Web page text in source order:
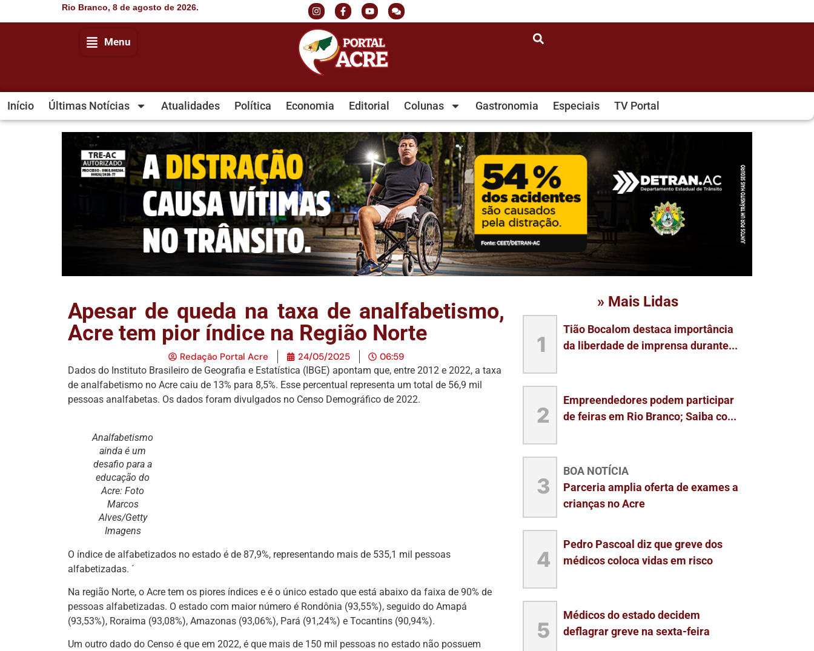
Rio Branco, 8 de agosto de 2026.
Menu
Início Últimas Notícias Atualidades Política Economia Editorial Colunas Gastronomia Especiais TV Portal
Apesar de queda na taxa de analfabetismo,
Acre tem pior índice na Região Norte
Redação Portal Acre 24/05/2025 06:59
Dados do Instituto Brasileiro de Geografia e Estatística (IBGE) apontam que, entre 2012 e 2022, a taxa
de analfabetismo no Acre caiu de 13% para 8,5%. Esse percentual representa um total de 56,9 mil
pessoas analfabetas. Os dados foram divulgados no Censo Demográfico de 2022.
Analfabetismo
ainda é um
desafio para a
educação do
Acre: Foto
Marcos
Alves/Getty
Imagens
O índice de alfabetizados no estado é de 87,9%, representando mais de 535,1 mil pessoas
alfabetizadas. ´
Na região Norte, o Acre tem os piores índices e é o único estado que está abaixo da faixa de 90% de
pessoas alfabetizadas. O estado com maior número é Rondônia (93,55%), seguido do Amapá
(93,53%), Roraima (93,08%), Amazonas (93,06%), Pará (91,24%) e Tocantins (90,94%).
Um outro dado do Censo é que em 2022, é que mais de 150 mil pessoas no estado não possuem
» Mais Lidas
1
Tião Bocalom destaca importância
da liberdade de imprensa durante...
2
Empreendedores podem participar
de feiras em Rio Branco; Saiba co...
3
BOA NOTÍCIA
Parceria amplia oferta de exames a
crianças no Acre
4
Pedro Pascoal diz que greve dos
médicos coloca vidas em risco
5
Médicos do estado decidem
deflagrar greve na sexta-feira